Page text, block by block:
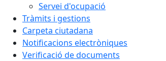
Servei d'ocupació
Tràmits i gestions
Carpeta ciutadana
Notificacions electròniques
Verificació de documents